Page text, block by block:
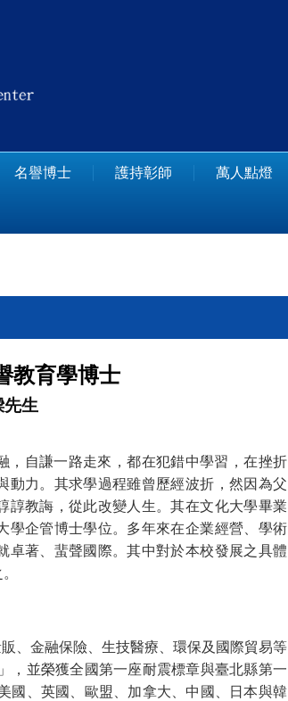
名譽博士 護持彰師 萬人點燈
教育學博士
先生
，自謙一路走來，都在犯錯中學習，在挫折
動力。其求學過程雖曾歷經波折，然因為父
諄教誨，從此改變人生。其在文化大學畢業
學企管博士學位。多年來在企業經營、學術
卓著、蜚聲國際。其中對於本校發展之具體
、金融保險、生技醫療、環保及國際貿易等
，並榮獲全國第一座耐震標章與臺北縣第一
國、英國、歐盟、加拿大、中國、日本與韓